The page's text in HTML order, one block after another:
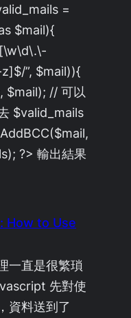
=
$mail){
”, $mail)){
$mail); // 可以
$valid_mails
?> 輸出結果
How to Use
一直是很繁瑣
先對使
資料送到了